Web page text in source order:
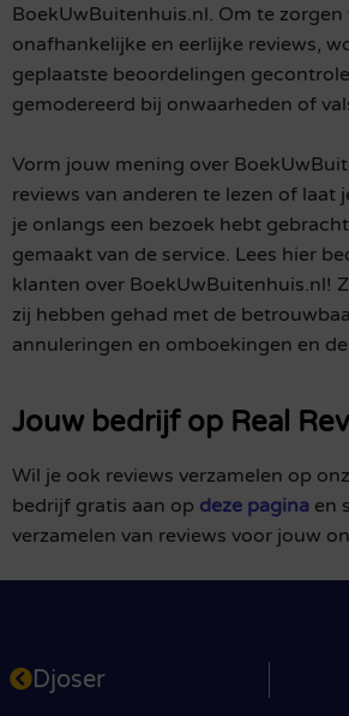
BoekUwBuitenhuis.nl. Om te zorgen
onafhankelijke en eerlijke reviews,
geplaatste beoordelingen
gemodereerd bij onwaarheden of
Vorm jouw mening over
reviews van anderen te lezen of laat
je onlangs een bezoek hebt
gemaakt van de service. Lees hier
klanten over BoekUwBuitenhuis.nl!
zij hebben gehad met de
annuleringen en omboekingen en
Jouw bedrijf op Real
Wil je ook reviews verzamelen op
bedrijf gratis aan op deze pagina en
verzamelen van reviews voor jouw
Djoser